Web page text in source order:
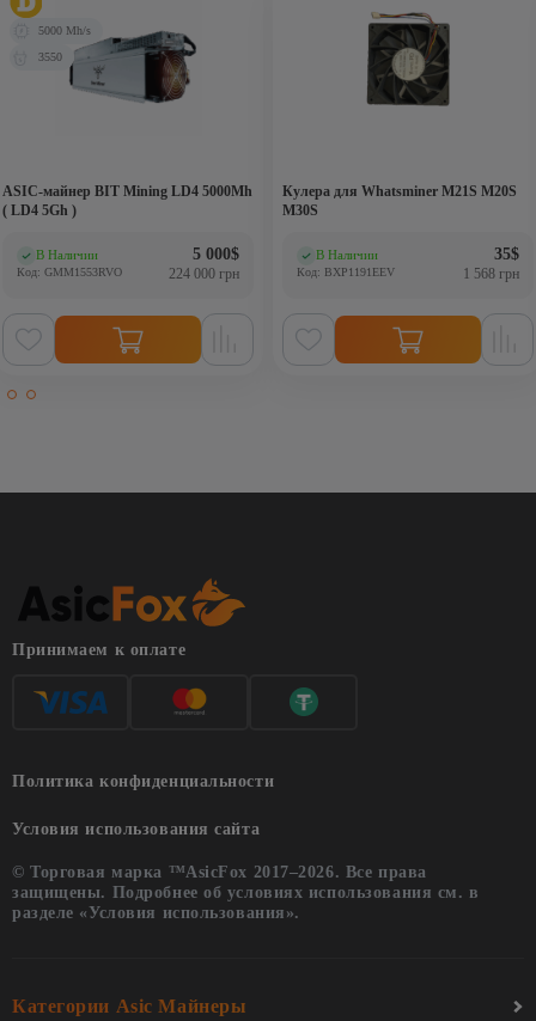
ASIC-майнер BIT Mining LD4 5000Mh
( LD4 5Gh )
5000 Mh/s
3550
В Наличии
Код: GMM1553RVO
5 000$
224 000 грн
Кулера для Whatsminer M21S M20S
M30S
В Наличии
Код: BXP1191EEV
35$
1 568 грн
Принимаем к оплате
Политика конфиденциальности
Условия использования сайта
© Торговая марка ™AsicFox 2017–2026. Все права
защищены. Подробнее об условиях использования см. в
разделе «Условия использования».
Категории Asic Майнеры